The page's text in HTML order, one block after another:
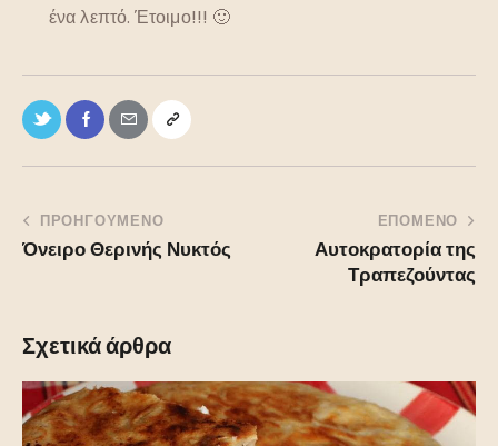
ένα λεπτό. Έτοιμο!!! 🙂
ΠΡΟΗΓΟΥΜΕΝΟ
Όνειρο Θερινής Νυκτός
ΕΠΟΜΕΝΟ
Αυτοκρατορία της
Τραπεζούντας
Σχετικά άρθρα